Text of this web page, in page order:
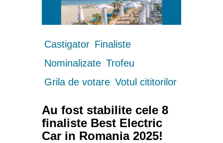
Castigator Finaliste
Nominalizate Trofeu
Grila de votare Votul cititorilor
Au fost stabilite cele 8
finaliste Best Electric
Car in Romania 2025!